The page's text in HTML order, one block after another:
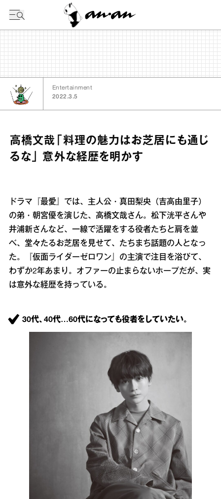
Entertainment
2022.3.5
高橋文哉「料理の魅力はお芝居にも通じ
るな」 意外な経歴を明かす
ドラマ『最愛』では、主人公・真田梨央（吉高由里子）
の弟・朝宮優を演じた、高橋文哉さん。松下洸平さんや
井浦新さんなど、一線で活躍をする役者たちと肩を並
べ、堂々たるお芝居を見せて、たちまち話題の人となっ
た。『仮面ライダーゼロワン』の主演で注目を浴びて、
わずか2年あまり。オファーの止まらないホープだが、実
は意外な経歴を持っている。
30代、40代…60代になっても役者をしていたい。